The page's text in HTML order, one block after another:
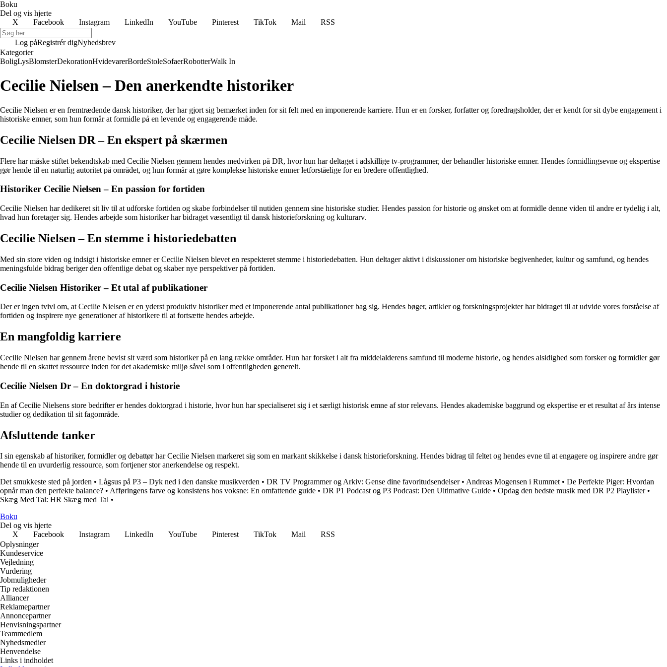
Boku
Del og vis hjerte
X
Facebook Instagram LinkedIn YouTube Pinterest TikTok Mail RSS
Log påRegistrér digNyhedsbrev
Kategorier
BoligLysBlomsterDekorationHvidevarerBordeStoleSofaerRobotterWalk In
Cecilie Nielsen – Den anerkendte historiker
Cecilie Nielsen er en fremtrædende dansk historiker, der har gjort sig bemærket inden for sit felt med en imponerende karriere. Hun er en forsker, forfatter og foredragsholder, der er kendt for sit dybe engagement i
historiske emner, som hun formår at formidle på en levende og engagerende måde.
Cecilie Nielsen DR – En ekspert på skærmen
Flere har måske stiftet bekendtskab med Cecilie Nielsen gennem hendes medvirken på DR, hvor hun har deltaget i adskillige tv-programmer, der behandler historiske emner. Hendes formidlingsevne og ekspertise
gør hende til en naturlig autoritet på området, og hun formår at gøre komplekse historiske emner letforståelige for en bredere offentlighed.
Historiker Cecilie Nielsen – En passion for fortiden
Cecilie Nielsen har dedikeret sit liv til at udforske fortiden og skabe forbindelser til nutiden gennem sine historiske studier. Hendes passion for historie og ønsket om at formidle denne viden til andre er tydelig i alt,
hvad hun foretager sig. Hendes arbejde som historiker har bidraget væsentligt til dansk historieforskning og kulturarv.
Cecilie Nielsen – En stemme i historiedebatten
Med sin store viden og indsigt i historiske emner er Cecilie Nielsen blevet en respekteret stemme i historiedebatten. Hun deltager aktivt i diskussioner om historiske begivenheder, kultur og samfund, og hendes
meningsfulde bidrag beriger den offentlige debat og skaber nye perspektiver på fortiden.
Cecilie Nielsen Historiker – Et utal af publikationer
Der er ingen tvivl om, at Cecilie Nielsen er en yderst produktiv historiker med et imponerende antal publikationer bag sig. Hendes bøger, artikler og forskningsprojekter har bidraget til at udvide vores forståelse af
fortiden og inspirere nye generationer af historikere til at fortsætte hendes arbejde.
En mangfoldig karriere
Cecilie Nielsen har gennem årene bevist sit værd som historiker på en lang række områder. Hun har forsket i alt fra middelalderens samfund til moderne historie, og hendes alsidighed som forsker og formidler gør
hende til en skattet ressource inden for det akademiske miljø såvel som i offentligheden generelt.
Cecilie Nielsen Dr – En doktorgrad i historie
En af Cecilie Nielsens store bedrifter er hendes doktorgrad i historie, hvor hun har specialiseret sig i et særligt historisk emne af stor relevans. Hendes akademiske baggrund og ekspertise er et resultat af års intense
studier og dedikation til sit fagområde.
Afsluttende tanker
I sin egenskab af historiker, formidler og debattør har Cecilie Nielsen markeret sig som en markant skikkelse i dansk historieforskning. Hendes bidrag til feltet og hendes evne til at engagere og inspirere andre gør
hende til en uvurderlig ressource, som fortjener stor anerkendelse og respekt.
Det smukkeste sted på jorden • Lågsus på P3 – Dyk ned i den danske musikverden • DR TV Programmer og Arkiv: Gense dine favoritudsendelser• Andreas Mogensen i Rummet• De Perfekte Piger: Hvordan
opnår man den perfekte balance? • Afføringens farve og konsistens hos voksne: En omfattende guide • DR P1 Podcast og P3 Podcast: Den Ultimative Guide • Opdag den bedste musik med DR P2 Playlister•
Skæg Med Tal: HR Skæg med Tal •
Boku
Del og vis hjerte
X
Facebook Instagram LinkedIn YouTube Pinterest TikTok Mail
RSS
Oplysninger
Kundeservice
Vejledning
Vurdering
Jobmuligheder
Tip redaktionen
Alliancer
Reklamepartner
Annoncepartner
Henvisningspartner
Teammedlem
Nyhedsmedier
Henvendelse
Links i indholdet